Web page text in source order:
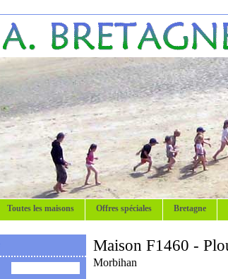
Toutes les maisons Offres spéciales Bretagne
Maison F1460 -
Morbihan